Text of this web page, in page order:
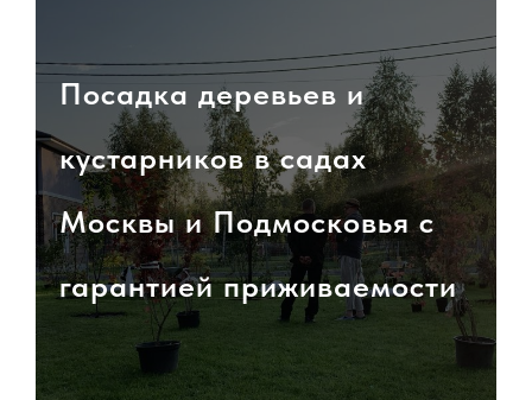
Посадка деревьев и
кустарников в садах
Москвы и Подмосковья с
гарантией приживаемости